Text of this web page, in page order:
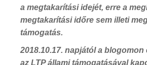
a megtakarítási idejét, erre a
megtakarítási időre sem illeti
támogatás.
2018.10.17. napjától a
az LTP állami támogatásával